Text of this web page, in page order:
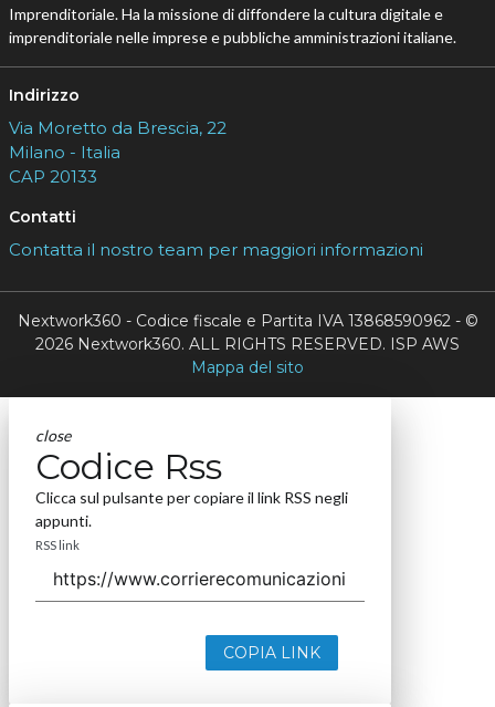
Imprenditoriale. Ha la missione di diffondere la cultura digitale e
imprenditoriale nelle imprese e pubbliche amministrazioni italiane.
Indirizzo
Via Moretto da Brescia, 22
Milano - Italia
CAP 20133
Contatti
Contatta il nostro team per maggiori informazioni
Nextwork360 - Codice fiscale e Partita IVA 13868590962 - ©
2026 Nextwork360. ALL RIGHTS RESERVED. ISP AWS
Mappa del sito
close
Codice Rss
Clicca sul pulsante per copiare il link RSS negli
appunti.
RSS link
COPIA LINK